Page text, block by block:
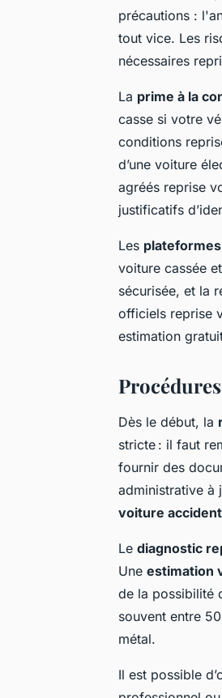
précautions :
tout vice. Les
nécessaires
La prime à la
casse si votre
conditions
d’une voiture
agréés reprise
justificatifs
Les
voiture cassée
sécurisée, et la
officiels reprise
estimation
Dès le début, la
stricte : il faut
fournir des
administrative à
voiture
Le diagnostic
Une estimation
de la possibilité
souvent entre
métal.
Il est possible